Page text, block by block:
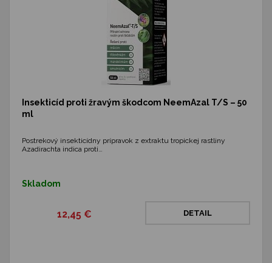
Insekticíd proti žravým škodcom NeemAzal T/S – 50
ml
Postrekový insekticídny prípravok z extraktu tropickej rastliny
Azadirachta indica proti…
Skladom
12,45 € DETAIL